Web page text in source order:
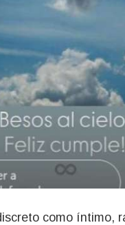
como íntimo,